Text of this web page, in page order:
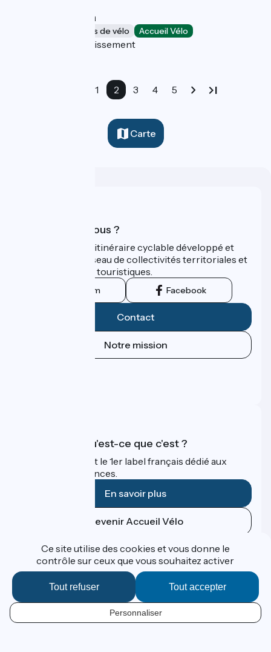
FR
Les Vélos de Ben
Loueurs/réparateurs de vélo Accueil Vélo
Lyon 3e Arrondissement
1 2 3 4 5
Carte
Qui sommes-nous ?
ViaRhôna est un itinéraire cyclable développé et
promu par un réseau de collectivités territoriales et
leurs institutions touristiques.
Instagram Facebook
Contact
Notre mission
Accueil Vélo qu'est-ce que c'est ?
Accueil Vélo c'est le 1er label français dédié aux
cyclistes en vacances.
En savoir plus
Devenir Accueil Vélo
Financé dans le cadre de Destination France
Contact
Données personnelles
Ce site utilise des cookies et vous donne le
contrôle sur ceux que vous souhaitez activer
Tout accepter
Tout refuser
Personnaliser